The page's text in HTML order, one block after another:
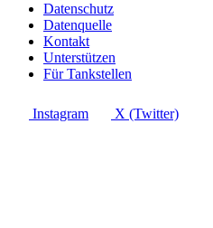
Datenschutz
Datenquelle
Kontakt
Unterstützen
Für Tankstellen
Instagram X (Twitter)